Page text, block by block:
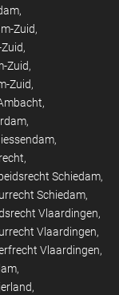
Zuid
Zuid
Zuid
Schiedam
Schiedam
Vlaardingen
Vlaardingen
Vlaardingen